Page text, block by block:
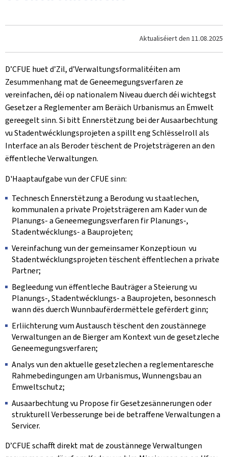
Aktualiséiert den 11.08.2025
D’CFUE huet d’Zil, d’Verwaltungsformalitéiten am
Zesummenhang mat de Geneemegungsverfaren ze
vereinfachen, déi op nationalem Niveau duerch déi wichtegst
Gesetzer a Reglementer am Beräich Urbanismus an Ëmwelt
gereegelt sinn. Si bitt Ënnerstëtzung bei der Ausaarbechtung
vu Stadentwécklungsprojeten a spillt eng Schlësselroll als
Interface an als Beroder tëschent de Projetsträgeren an den
ëffentleche Verwaltungen.
D'Haaptaufgabe vun der CFUE sinn:
Technesch Ënnerstëtzung a Berodung vu staatlechen,
kommunalen a private Projetsträgeren am Kader vun de
Planungs- a Geneemegungsverfaren fir Planungs-,
Stadentwécklungs- a Bauprojeten;
Vereinfachung vun der gemeinsamer Konzeptioun vu
Stadentwécklungsprojeten tëschent ëffentlechen a private
Partner;
Begleedung vun ëffentleche Bauträger a Steierung vu
Planungs-, Stadentwécklungs- a Bauprojeten, besonnesch
wann dës duerch Wunnbaufërdermëttele gefërdert ginn;
Erliichterung vum Austausch tëschent den zoustännege
Verwaltungen an de Bierger am Kontext vun de gesetzleche
Geneemegungsverfaren;
Analys vun den aktuelle gesetzlechen a reglementaresche
Rahmebedingungen am Urbanismus, Wunnengsbau an
Ëmweltschutz;
Ausaarbechtung vu Propose fir Gesetzesännerungen oder
strukturell Verbesserunge bei de betraffene Verwaltungen a
Servicer.
D’CFUE schafft direkt mat de zoustännege Verwaltungen